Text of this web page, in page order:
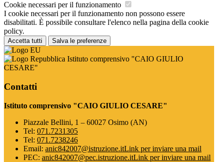
Cookie necessari per il funzionamento
I cookie necessari per il funzionamento non possono essere
disabilitati. È possibile consultare l'elenco nella pagina della cookie
policy.
Accetta tutti Salva le preferenze
Istituto comprensivo "CAIO GIULIO
CESARE"
Contatti
Istituto comprensivo "CAIO GIULIO CESARE"
Piazzale Bellini, 1 – 60027 Osimo (AN)
Tel: 071.7231305
Tel: 071.7238246
Email: anic842007@istruzione.itLink per inviare una mail
PEC: anic842007@pec.istruzione.itLink per inviare una mail